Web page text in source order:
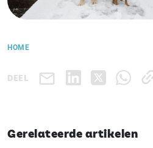
HOME
DEEL
Gerelateerde artikelen